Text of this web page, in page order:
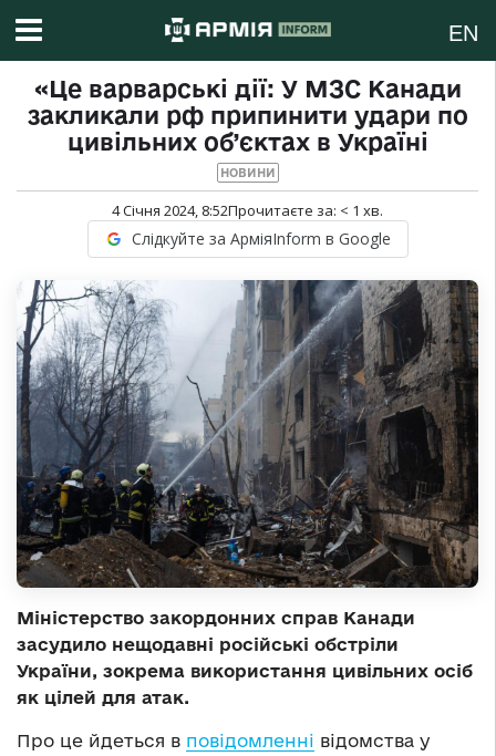
EN
«Це варварські дії: У МЗС Канади
закликали рф припинити удари по
цивільних об’єктах в Україні
НОВИНИ
4 Січня 2024, 8:52Прочитаєте за: < 1 хв.
Слідкуйте за АрміяInform в Google
Міністерство закордонних справ Канади
засудило нещодавні російські обстріли
України, зокрема використання цивільних осіб
як цілей для атак.
Про це йдеться в повідомленні відомства у